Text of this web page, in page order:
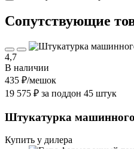
Cопутствующие
4,7
В наличии
435 ₽/мешок
19 575 ₽ за поддон 45 штук
Штукатурка машинного
Купить у дилера